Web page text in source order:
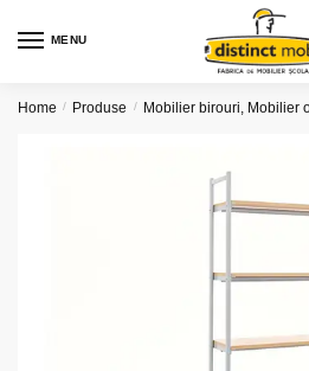
MENU
Home / Produse / Mobilier birouri, Mobilier